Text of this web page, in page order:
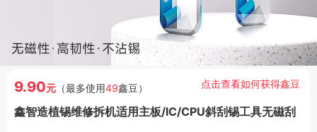
9.90元 （最多使用49鑫豆）
鑫智造植锡维修拆机适用主板/IC/CPU斜刮锡工具无磁刮
点击查看如何获得鑫豆